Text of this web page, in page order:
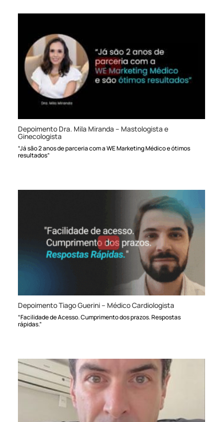
Depoimento Dra. Mila Miranda – Mastologista e
Ginecologista
“Já são 2 anos de parceria com a WE Marketing Médico e ótimos
resultados”
Depoimento Tiago Guerini – Médico Cardiologista
“Facilidade de Acesso. Cumprimento dos prazos. Respostas
rápidas.”